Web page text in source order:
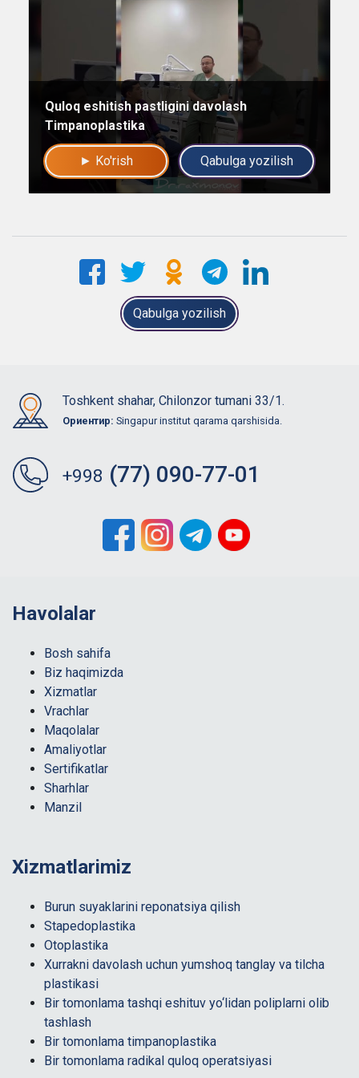
Quloq eshitish pastligini davolash
Timpanoplastika
► Ko'rish Qabulga yozilish
Qabulga yozilish
Toshkent shahar, Chilonzor tumani 33/1.
Ориентир: Singapur institut qarama qarshisida.
+998 (77) 090-77-01
Havolalar
Bosh sahifa
Biz haqimizda
Xizmatlar
Vrachlar
Maqolalar
Amaliyotlar
Sertifikatlar
Sharhlar
Manzil
Xizmatlarimiz
Burun suyaklarini reponatsiya qilish
Stapedoplastika
Otoplastika
Xurrakni davolash uchun yumshoq tanglay va tilcha
plastikasi
Bir tomonlama tashqi eshituv yo‘lidan poliplarni olib
tashlash
Bir tomonlama timpanoplastika
Bir tomonlama radikal quloq operatsiyasi